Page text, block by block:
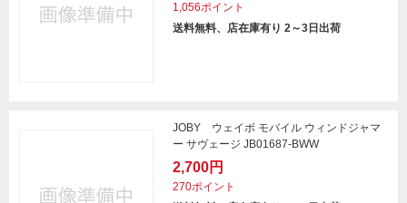
1,056ポイント
送料無料、店在庫有り 2～3日出荷
JOBY ウェイボ モバイル ウィンドジャマ
ー サヴェージ JB01687-BWW
2,700円
270ポイント